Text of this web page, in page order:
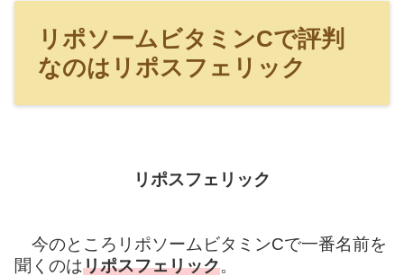
リポソームビタミンCで評判
なのはリポスフェリック
リポスフェリック
今のところリポソームビタミンCで一番名前を
聞くのはリポスフェリック。